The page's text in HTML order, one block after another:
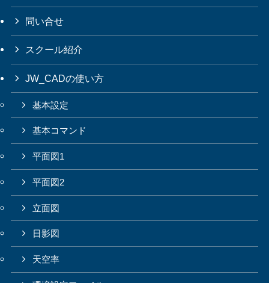
問い合せ
スクール紹介
JW_CADの使い方
基本設定
基本コマンド
平面図1
平面図2
立面図
日影図
天空率